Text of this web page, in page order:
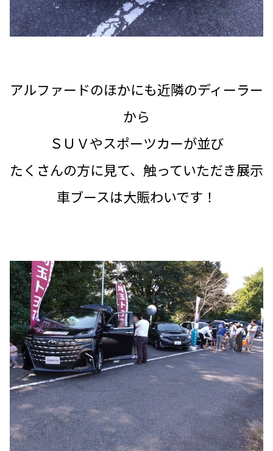
アルファードのほかにも近隣のディーラー
から
ＳＵＶやスポーツカーが並び
たくさんの方に見て、触っていただき展示
車ブースは大賑わいです！